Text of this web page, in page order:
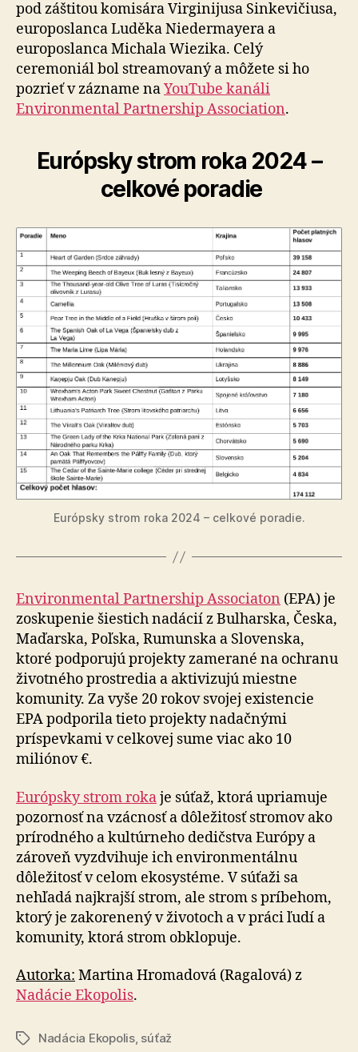
pod záštitou komisára Virginijusa Sinkevičiusa,
europoslanca Luděka Niedermayera a
europoslanca Michala Wiezika. Celý
ceremoniál bol streamovaný a môžete si ho
pozrieť v zázname naYouTube kanáli
Environmental Partnership Association.
Európsky strom roka 2024 –
celkové poradie
Európsky strom roka 2024 – celkové poradie.
Environmental Partnership Associaton (EPA) je
zoskupenie šiestich nadácií z Bulharska, Česka,
Maďarska, Poľska, Rumunska a Slovenska,
ktoré podporujú projekty zamerané na ochranu
životného prostredia a aktivizujú miestne
komunity. Za vyše 20 rokov svojej existencie
EPA podporila tieto projekty nadačnými
príspevkami v celkovej sume viac ako 10
miliónov €.
Európsky strom rokaje súťaž, ktorá upriamuje
pozornosť na vzácnosť a dôležitosť stromov ako
prírodného a kultúrneho dedičstva Európy a
zároveň vyzdvihuje ich environmentálnu
dôležitosť v celom ekosystéme. V súťaži sa
nehľadá najkrajší strom, ale strom s príbehom,
ktorý je zakorenený v životoch a v práci ľudí a
komunity, ktorá strom obklopuje.
Autorka: Martina Hromadová (Ragalová) z
Nadácie Ekopolis.
ZnačkyNadácia Ekopolis, súťaž